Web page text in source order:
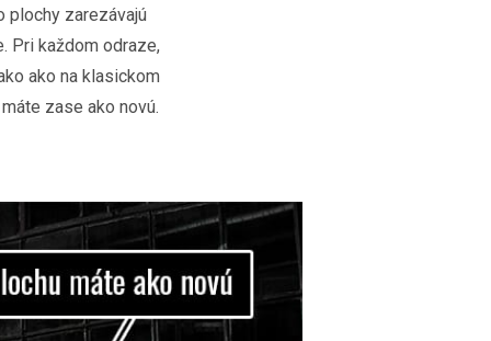
plochy zarezávajú
Pri každom odraze,
ako na klasickom
zase ako novú.